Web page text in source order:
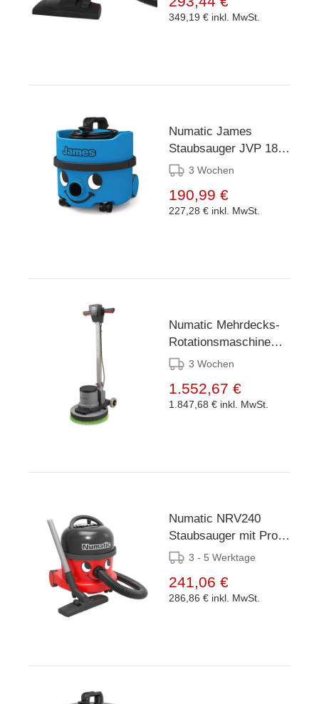
349,19 € inkl. MwSt.
Numatic James
Staubsauger JVP 180-
11
3 Wochen
190,99 €
227,28 € inkl. MwSt.
Numatic Mehrdecks-
Rotationsmaschine
HFM 1515G
3 Wochen
1.552,67 €
1.847,68 € inkl. MwSt.
Numatic NRV240
Staubsauger mit Pro
Zubehör-Kit
3 - 5 Werktage
241,06 €
286,86 € inkl. MwSt.